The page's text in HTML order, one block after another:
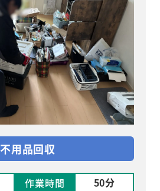
不用品回収
作業時間 50分